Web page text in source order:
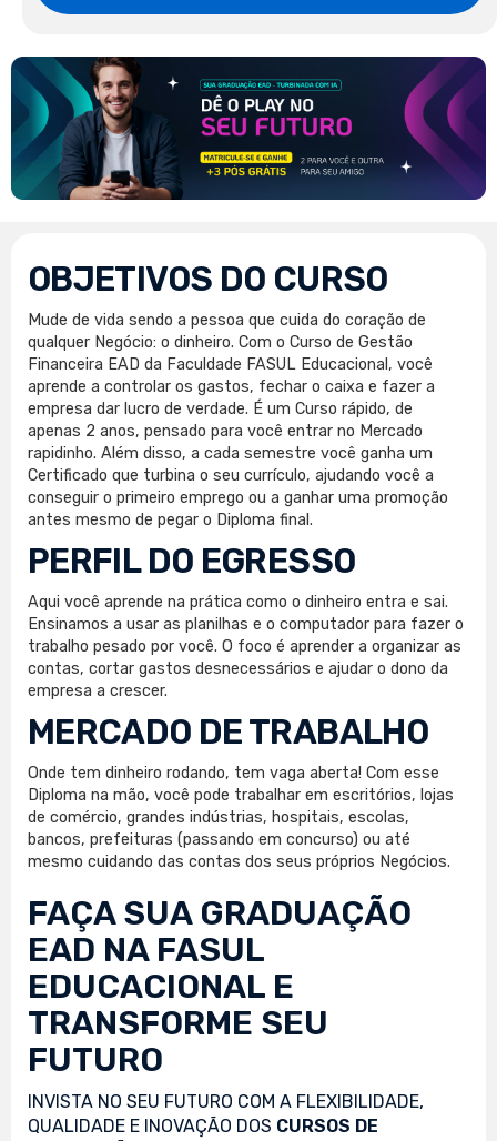
OBJETIVOS DO CURSO
Mude de vida sendo a pessoa que cuida do coração de
qualquer Negócio: o dinheiro. Com o Curso de Gestão
Financeira EAD da Faculdade FASUL Educacional, você
aprende a controlar os gastos, fechar o caixa e fazer a
empresa dar lucro de verdade. É um Curso rápido, de
apenas 2 anos, pensado para você entrar no Mercado
rapidinho. Além disso, a cada semestre você ganha um
Certificado que turbina o seu currículo, ajudando você a
conseguir o primeiro emprego ou a ganhar uma promoção
antes mesmo de pegar o Diploma final.
PERFIL DO EGRESSO
Aqui você aprende na prática como o dinheiro entra e sai.
Ensinamos a usar as planilhas e o computador para fazer o
trabalho pesado por você. O foco é aprender a organizar as
contas, cortar gastos desnecessários e ajudar o dono da
empresa a crescer.
MERCADO DE TRABALHO
Onde tem dinheiro rodando, tem vaga aberta! Com esse
Diploma na mão, você pode trabalhar em escritórios, lojas
de comércio, grandes indústrias, hospitais, escolas,
bancos, prefeituras (passando em concurso) ou até
mesmo cuidando das contas dos seus próprios Negócios.
FAÇA SUA GRADUAÇÃO
EAD NA FASUL
EDUCACIONAL E
TRANSFORME SEU
FUTURO
INVISTA NO SEU FUTURO COM A FLEXIBILIDADE,
QUALIDADE E INOVAÇÃO DOS CURSOS DE